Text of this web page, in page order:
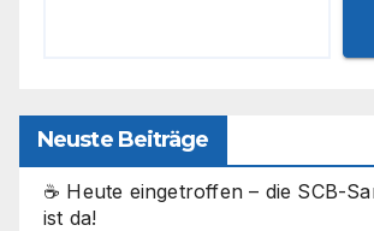
Neuste Beiträge
☕ Heute eingetroffen – die SCB-
ist da!